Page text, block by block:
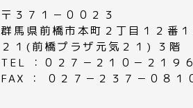
〒３７１－００２３
群馬県前橋市本町２丁目１２番
２１(前橋プラザ元気２１) ３階
TEL ：０２７－２１０－２１９
FAX ： ０２７－２３７－０８１